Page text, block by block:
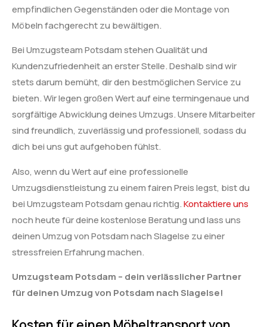
empfindlichen Gegenständen oder die Montage von
Möbeln fachgerecht zu bewältigen.
Bei Umzugsteam Potsdam stehen Qualität und
Kundenzufriedenheit an erster Stelle. Deshalb sind wir
stets darum bemüht, dir den bestmöglichen Service zu
bieten. Wir legen großen Wert auf eine termingenaue und
sorgfältige Abwicklung deines Umzugs. Unsere Mitarbeiter
sind freundlich, zuverlässig und professionell, sodass du
dich bei uns gut aufgehoben fühlst.
Also, wenn du Wert auf eine professionelle
Umzugsdienstleistung zu einem fairen Preis legst, bist du
bei Umzugsteam Potsdam genau richtig.Kontaktiere uns
noch heute für deine kostenlose Beratung und lass uns
deinen Umzug von Potsdam nach Slagelse zu einer
stressfreien Erfahrung machen.
Umzugsteam Potsdam – dein verlässlicher Partner
für deinen Umzug von Potsdam nach Slagelse!